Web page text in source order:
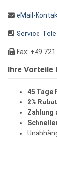
eMail-
Service-
Fax: +49
Ihre Vorteile
45 Tage
2%
Zahlung